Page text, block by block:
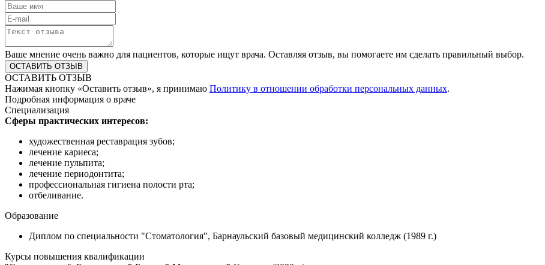
Ваше мнение очень важно для пациентов, которые ищут врача. Оставляя отзыв, вы помогаете им сделать правильный выбор.
ОСТАВИТЬ ОТЗЫВ
Нажимая кнопку «Оставить отзыв», я принимаю Политику в отношении обработки персональных данных.
Подробная информация о враче
Специализация
Сферы практических интересов:
художественная реставрация зубов;
лечение кариеса;
лечение пульпита;
лечение периодонтита;
профессиональная гигиена полости рта;
отбеливание.
Образование
Диплом по специальности "Стоматология", Барнаульский базовый медицинский колледж (1989 г.)
Курсы повышения квалификации